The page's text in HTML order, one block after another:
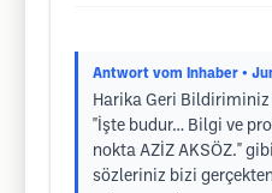
Antwort vom Inhaber •
Harika Geri Bildiriminiz
"İşte budur… Bilgi ve
nokta AZİZ AKSÖZ."
sözleriniz bizi